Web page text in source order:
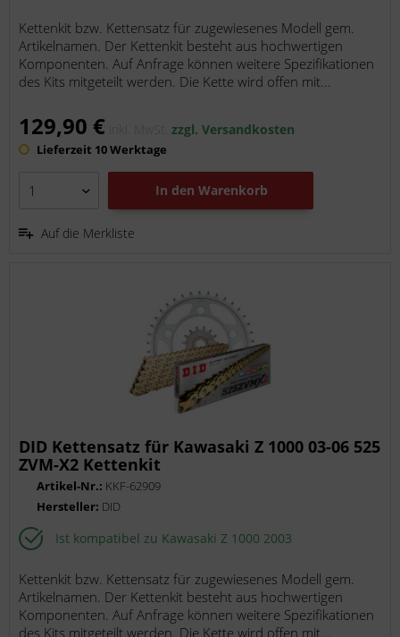
Kettenkit bzw. Kettensatz für zugewiesenes Modell gem.
Artikelnamen. Der Kettenkit besteht aus hochwertigen
Komponenten. Auf Anfrage können weitere Spezifikationen
des Kits mitgeteilt werden. Die Kette wird offen mit...
129,90 € inkl. MwSt.zzgl. Versandkosten
Lieferzeit 10 Werktage
In den Warenkorb
Auf die Merkliste
DID Kettensatz für Kawasaki Z 1000 03-06 525
ZVM-X2 Kettenkit
Artikel-Nr.: KKF-62909
Hersteller: DID
Ist kompatibel zu Kawasaki Z 1000 2003
Kettenkit bzw. Kettensatz für zugewiesenes Modell gem.
Artikelnamen. Der Kettenkit besteht aus hochwertigen
Komponenten. Auf Anfrage können weitere Spezifikationen
des Kits mitgeteilt werden. Die Kette wird offen mit...